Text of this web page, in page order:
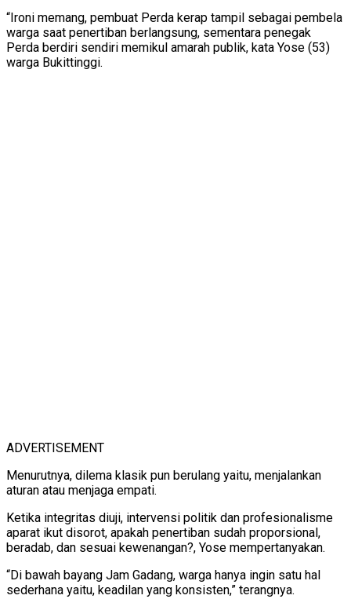
“Ironi memang, pembuat Perda kerap tampil sebagai pembela
warga saat penertiban berlangsung, sementara penegak
Perda berdiri sendiri memikul amarah publik, kata Yose (53)
warga Bukittinggi.
ADVERTISEMENT
Menurutnya, dilema klasik pun berulang yaitu, menjalankan
aturan atau menjaga empati.
Ketika integritas diuji, intervensi politik dan profesionalisme
aparat ikut disorot, apakah penertiban sudah proporsional,
beradab, dan sesuai kewenangan?, Yose mempertanyakan.
“Di bawah bayang Jam Gadang, warga hanya ingin satu hal
sederhana yaitu, keadilan yang konsisten,” terangnya.